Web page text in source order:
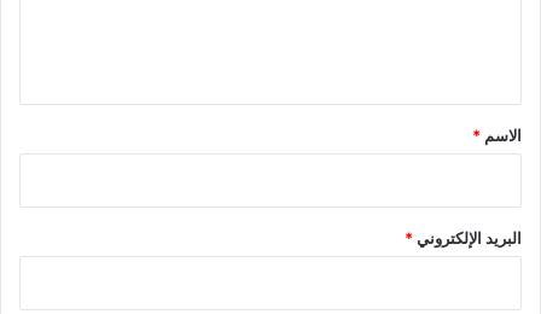
*
الاسم *
البريد الإلكتروني*